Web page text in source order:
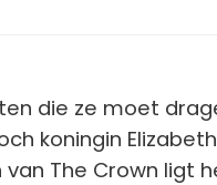
die ze moet
koningin
The Crown ligt